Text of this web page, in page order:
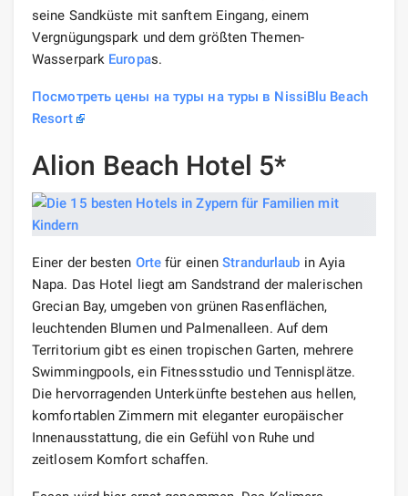
seine Sandküste mit sanftem Eingang, einem
Vergnügungspark und dem größten Themen-
Wasserpark Europas.
Посмотреть цены на туры на туры в NissiBlu Beach
Resort
Alion Beach Hotel 5*
Einer der besten Orte für einenStrandurlaub in Ayia
Napa. Das Hotel liegt am Sandstrand der malerischen
Grecian Bay, umgeben von grünen Rasenflächen,
leuchtenden Blumen und Palmenalleen. Auf dem
Territorium gibt es einen tropischen Garten, mehrere
Swimmingpools, ein Fitnessstudio und Tennisplätze.
Die hervorragenden Unterkünfte bestehen aus hellen,
komfortablen Zimmern mit eleganter europäischer
Innenausstattung, die ein Gefühl von Ruhe und
zeitlosem Komfort schaffen.